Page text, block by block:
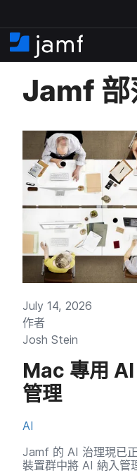
​
至
​
要
容
住
家
Jamf
July 14, 2026
作​者
Josh Stein
Mac 專用 AI
管理
AI
Jamf 的 AI 治​理現已​
裝置​群中​將 AI 納入​管